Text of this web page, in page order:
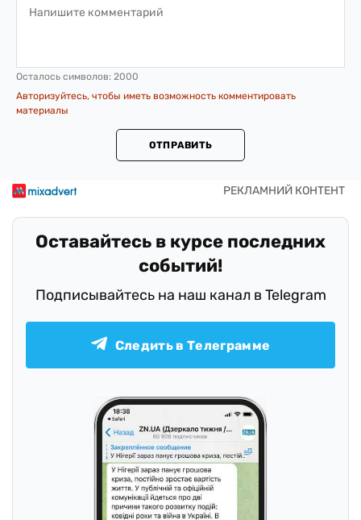
Осталось символов: 2000
Авторизуйтесь, чтобы иметь возможность комментировать
материалы
ОТПРАВИТЬ
Оставайтесь в курсе последних
событий!
Подписывайтесь на наш канал в Telegram
Следить в Телеграмме